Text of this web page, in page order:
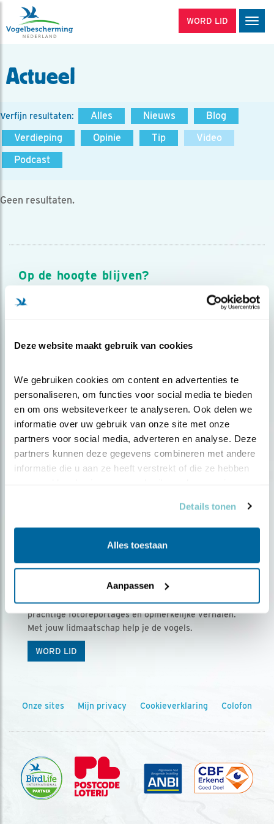
Deze website maakt gebruik van cookies
We gebruiken cookies om content en advertenties te
personaliseren, om functies voor social media te bieden
en om ons websiteverkeer te analyseren. Ook delen we
informatie over uw gebruik van onze site met onze
partners voor social media, adverteren en analyse. Deze
partners kunnen deze gegevens combineren met andere
informatie die u aan ze heeft verstrekt of die ze hebben
Details tonen
Alles toestaan
Aanpassen
WORD LID
Actueel
Verfijn resultaten: Alles Nieuws
Blog
Verdieping
Opinie Tip
Video
Podcast
Geen resultaten.
Op de hoogte blijven?
Meld je aan en ontvang nieuws, inspiratie, acties en tips
over vogels en activiteiten van Vogelbescherming.
Ontvang 5 x Vogels voor € 36,00 per jaar
Vogels is het tijdschrift voor onze leden, met
prachtige fotoreportages en opmerkelijke verhalen.
Met jouw lidmaatschap help je de vogels.
WORD LID
Onze sites Mijn privacy Cookieverklaring Colofon